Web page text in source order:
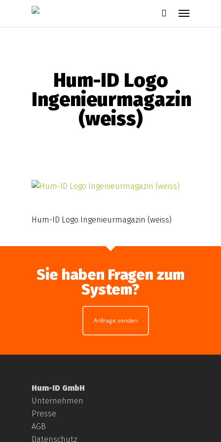
Menu
Hum-ID Logo
Ingenieurmagazin
(weiss)
Hum-ID Logo Ingenieurmagazin (weiss)
Sie haben Fragen zum
System?
Anfrage senden
Hum-ID GmbH
Unternehmen
Presse
AGB
Datenschutz